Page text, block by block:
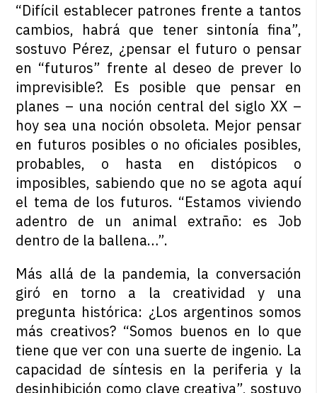
“Difícil establecer patrones frente a tantos
cambios, habrá que tener sintonía fina”,
sostuvo Pérez, ¿pensar el futuro o pensar
en “futuros” frente al deseo de prever lo
imprevisible?. Es posible que pensar en
planes – una noción central del siglo XX –
hoy sea una noción obsoleta. Mejor pensar
en futuros posibles o no oficiales posibles,
probables, o hasta en distópicos o
imposibles, sabiendo que no se agota aquí
el tema de los futuros. “Estamos viviendo
adentro de un animal extraño: es Job
dentro de la ballena…”.
Más allá de la pandemia, la conversación
giró en torno a la creatividad y una
pregunta histórica: ¿Los argentinos somos
más creativos? “Somos buenos en lo que
tiene que ver con una suerte de ingenio. La
capacidad de síntesis en la periferia y la
desinhibición como clave creativa”, sostuvo